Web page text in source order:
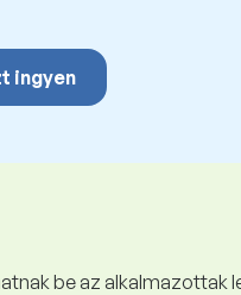
ingyen
be az